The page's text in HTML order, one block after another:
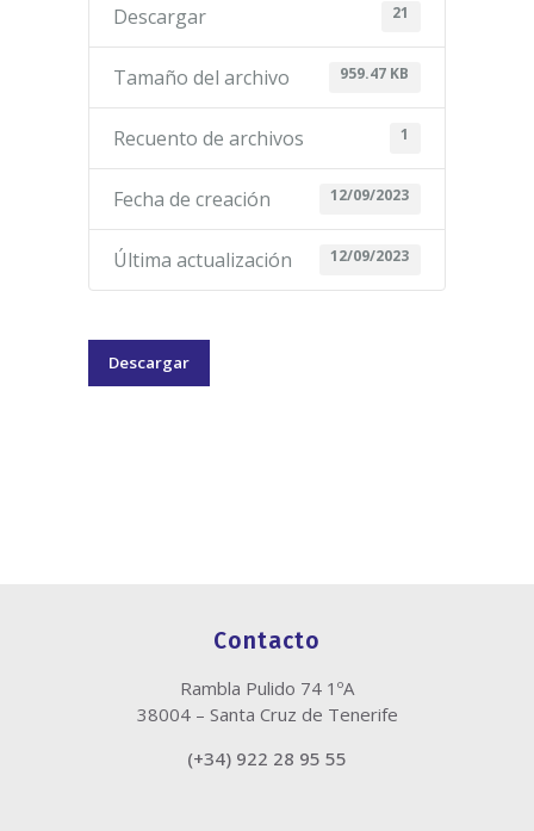
Descargar 21
Tamaño del archivo 959.47 KB
Recuento de archivos 1
Fecha de creación 12/09/2023
Última actualización 12/09/2023
Descargar
Contacto
Rambla Pulido 74 1ºA
38004 – Santa Cruz de Tenerife
(+34) 922 28 95 55